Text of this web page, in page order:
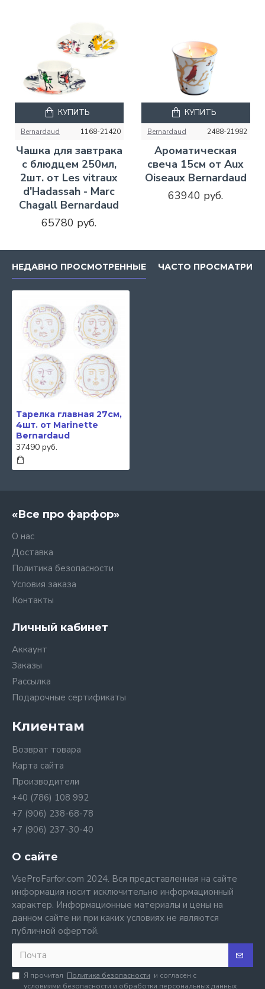
Bernardaud 1168-21420
Чашка для завтрака
с блюдцем 250мл,
2шт. от Les vitraux
d'Hadassah - Marc
Chagall Bernardaud
65780 руб.
КУПИТЬ
Bernardaud 2488-21982
Ароматическая
свеча 15см от Aux
Oiseaux Bernardaud
63940 руб.
КУПИТЬ
НЕДАВНО ПРОСМОТРЕННЫЕ ЧАСТО
Тарелка главная 27см,
4шт. от Marinette
Bernardaud
37490 руб.
«Все про фарфор»
О нас
Доставка
Политика безопасности
Условия заказа
Контакты
Личный кабинет
Аккаунт
Заказы
Рассылка
Подарочные сертификаты
Клиентам
Возврат товара
Карта сайта
Производители
+40 (786) 108 992
+7 (906) 238-68-78
+7 (906) 237-30-40
О сайте
VseProFarfor.com 2024. Вся представленная на сайте
информация носит исключительно информационный
характер. Информационные материалы и цены на
данном сайте ни при каких условиях не являются
публичной офертой.
Я прочитал Политика безопасности и согласен с
условиями безопасности и обработки персональных данных